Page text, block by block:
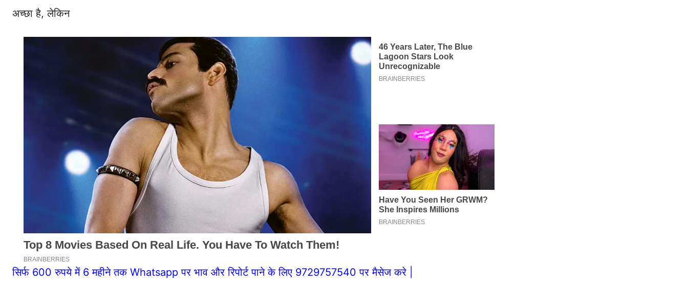
अच्छा है, लेकिन
सिर्फ 600 रुपये में 6 महीने तक Whatsapp पर भाव और रिपोर्ट पाने के लिए 9729757540 पर मैसेज करे |